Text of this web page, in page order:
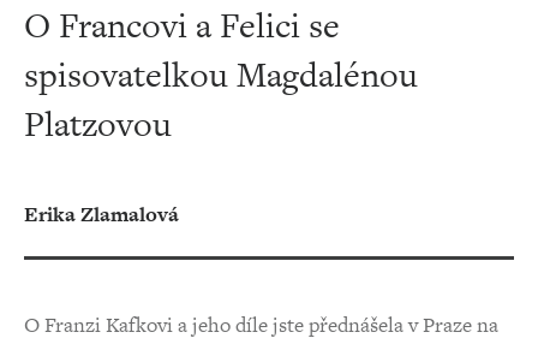
O Francovi a Felici se
spisovatelkou Magdalénou
Platzovou
Erika Zlamalová
O Franzi Kafkovi a jeho díle jste přednášela v Praze na